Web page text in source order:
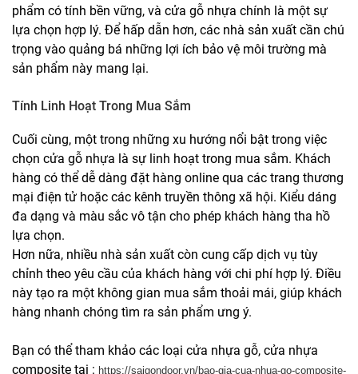
phẩm có tính bền vững, và cửa gỗ nhựa chính là một sự
lựa chọn hợp lý. Để hấp dẫn hơn, các nhà sản xuất cần chú
trọng vào quảng bá những lợi ích bảo vệ môi trường mà
sản phẩm này mang lại.
Tính Linh Hoạt Trong Mua Sắm
Cuối cùng, một trong những xu hướng nổi bật trong việc
chọn cửa gỗ nhựa là sự linh hoạt trong mua sắm. Khách
hàng có thể dễ dàng đặt hàng online qua các trang thương
mại điện tử hoặc các kênh truyền thông xã hội. Kiểu dáng
đa dạng và màu sắc vô tận cho phép khách hàng tha hồ
lựa chọn.
Hơn nữa, nhiều nhà sản xuất còn cung cấp dịch vụ tùy
chỉnh theo yêu cầu của khách hàng với chi phí hợp lý. Điều
này tạo ra một không gian mua sắm thoải mái, giúp khách
hàng nhanh chóng tìm ra sản phẩm ưng ý.
Bạn có thể tham khảo các loại cửa nhựa gỗ, cửa nhựa
composite tại : https://saigondoor.vn/bao-gia-cua-nhua-go-composite-